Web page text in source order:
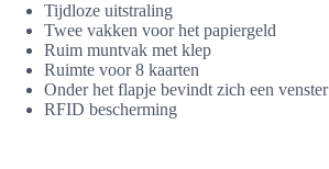
Tijdloze uitstraling
Twee vakken voor het papiergeld
Ruim muntvak met klep
Ruimte voor 8 kaarten
Onder het flapje bevindt zich een venster
RFID bescherming